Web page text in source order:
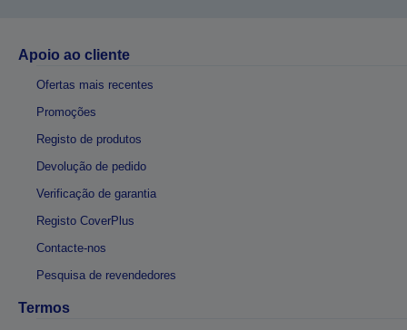
Apoio ao cliente
Ofertas mais recentes
Promoções
Registo de produtos
Devolução de pedido
Verificação de garantia
Registo CoverPlus
Contacte-nos
Pesquisa de revendedores
Termos